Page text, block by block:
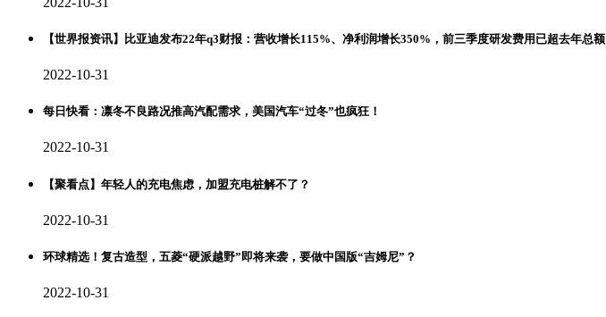
【世界报资讯】比亚迪发布22年q3财报：营收增长115%、净利润增长350%，前三季度研发费用已超去年总额
2022-10-31
每日快看：凛冬不良路况推高汽配需求，美国汽车“过冬”也疯狂！
2022-10-31
【聚看点】年轻人的充电焦虑，加盟充电桩解不了？
2022-10-31
环球精选！复古造型，五菱“硬派越野”即将来袭，要做中国版“吉姆尼”？
2022-10-31